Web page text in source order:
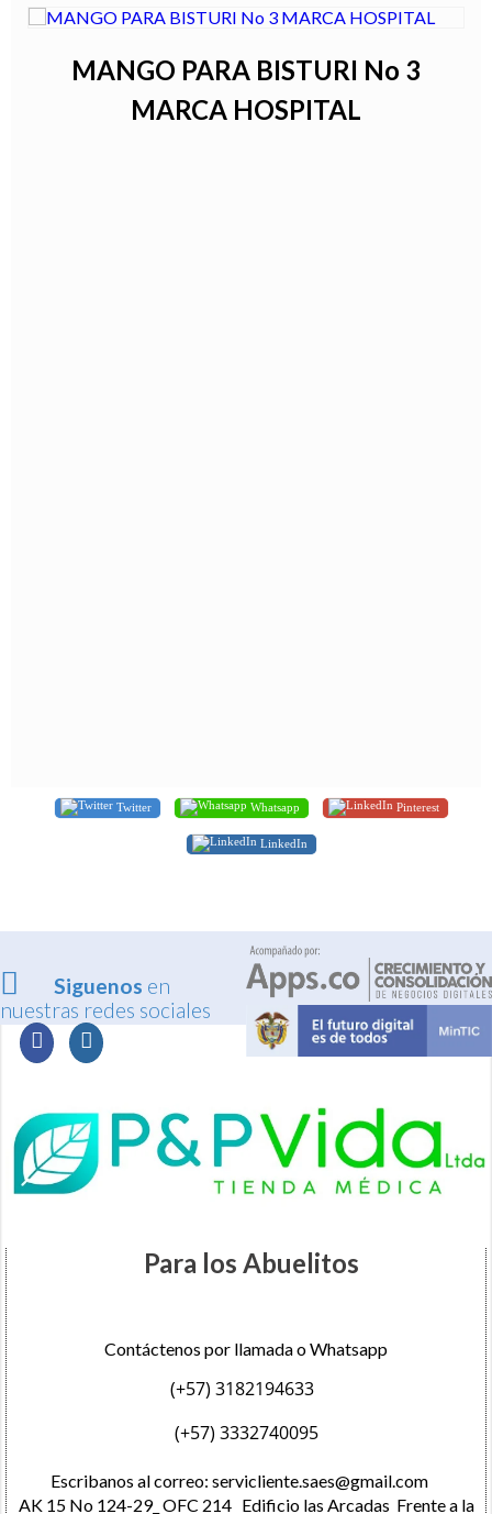
MANGO PARA BISTURI No 3
MARCA HOSPITAL
Twitter Whatsapp Pinterest
LinkedIn
Siguenos en
nuestras redes sociales
Para los Abuelitos
Contáctenos por llamada o Whatsapp
(+57) 3182194633
(+57) 3332740095
Escribanos al correo: servicliente.saes@gmail.com
AK 15 No 124-29_ OFC 214 Edificio las Arcadas Frente a la